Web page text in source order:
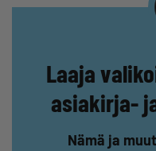
Laaja
asiakirja-
Nämä ja